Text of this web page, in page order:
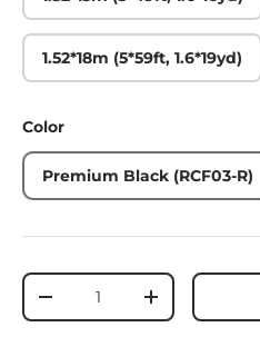
1.52*18m (5*59ft, 1.6*19yd)
Color
Premium Black (RCF03-R)
数量
-
+